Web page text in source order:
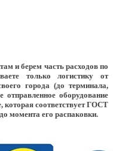
и берем часть расходов по
только логистику от
города (до терминала,
оборудование
которая соответствует ГОСТ
момента его распаковки.